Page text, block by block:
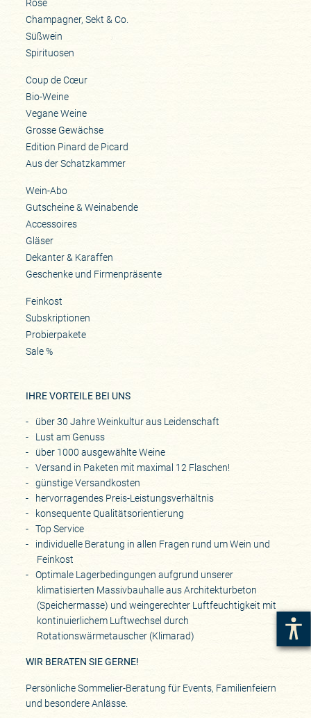
Rosé
Champagner, Sekt & Co.
Süßwein
Spirituosen
Coup de Cœur
Bio-Weine
Vegane Weine
Grosse Gewächse
Edition Pinard de Picard
Aus der Schatzkammer
Wein-Abo
Gutscheine & Weinabende
Accessoires
Gläser
Dekanter & Karaffen
Geschenke und Firmenpräsente
Feinkost
Subskriptionen
Probierpakete
Sale %
IHRE VORTEILE BEI UNS
über 30 Jahre Weinkultur aus Leidenschaft
Lust am Genuss
über 1000 ausgewählte Weine
Versand in Paketen mit maximal 12 Flaschen!
günstige Versandkosten
hervorragendes Preis-Leistungsverhältnis
konsequente Qualitätsorientierung
Top Service
individuelle Beratung in allen Fragen rund um Wein und
Feinkost
Optimale Lagerbedingungen aufgrund unserer
klimatisierten Massivbauhalle aus Architekturbeton
(Speichermasse) und weingerechter Luftfeuchtigkeit mit
kontinuierlichem Luftwechsel durch
Rotationswärmetauscher (Klimarad)
WIR BERATEN SIE GERNE!
Persönliche Sommelier-Beratung für Events, Familienfeiern
und besondere Anlässe.